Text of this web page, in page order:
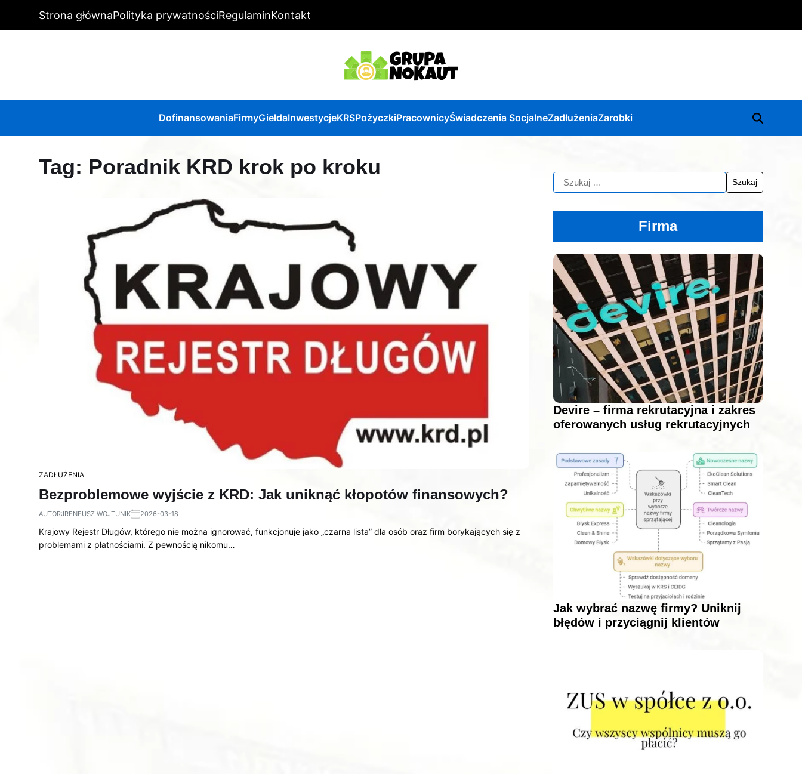
Strona głównaPolityka prywatnościRegulaminKontakt
DofinansowaniaFirmyGiełdaInwestycjeKRSPożyczkiPracownicyŚwiadczenia SocjalneZadłużeniaZarobki
Tag: Poradnik KRD krok po kroku
ZADŁUŻENIA
Bezproblemowe wyjście z KRD: Jak uniknąć kłopotów finansowych?
AUTOR:IRENEUSZ WOJTUNIK 2026-03-18
Krajowy Rejestr Długów, którego nie można ignorować, funkcjonuje jako „czarna lista” dla osób oraz firm borykających się z
problemami z płatnościami. Z pewnością nikomu…
Firma
Devire – firma rekrutacyjna i zakres
oferowanych usług rekrutacyjnych
Jak wybrać nazwę firmy? Uniknij
błędów i przyciągnij klientów